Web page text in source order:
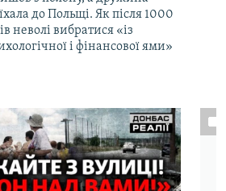
до Польщі. Як після 1000
неволі вибратися «із
і фінансової ями»